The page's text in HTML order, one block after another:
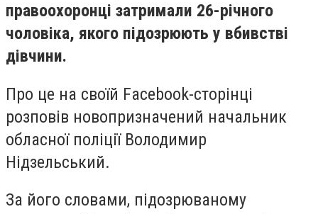
правоохоронці затримали 26-річного
чоловіка, якого підозрюють у вбивстві
дівчини.
Про це на своїй Facebook-сторінці
розповів новопризначений начальник
обласної поліції Володимир
Нідзельський.
За його словами, підозрюваному